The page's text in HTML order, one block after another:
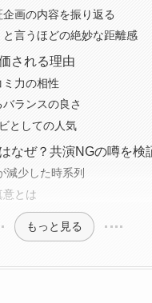
画の内容を振り返る
言うほどの絶妙な距離感
される理由
力の相性
ランスの良さ
としての人気
なぜ？共演NGの噂を検
減少した時系列
意とは
もっと見る